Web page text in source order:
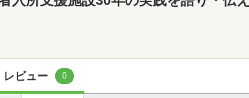
レビュー 0